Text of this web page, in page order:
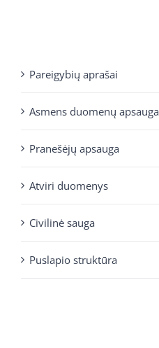
Pareigybių aprašai
Asmens duomenų apsauga
Pranešėjų apsauga
Atviri duomenys
Civilinė sauga
Puslapio struktūra